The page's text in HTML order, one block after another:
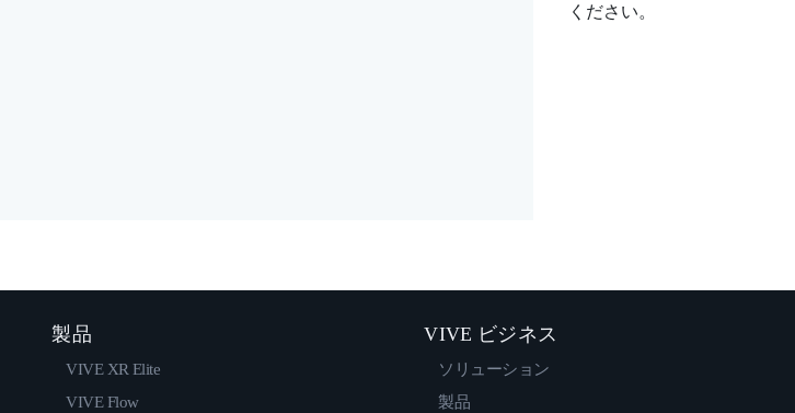
ください。
製品
VIVE XR Elite
VIVE Flow
VIVE ビジネス
ソリューション
製品